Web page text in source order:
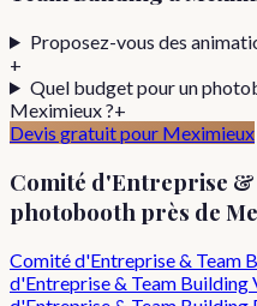
Proposez-vous des
+
Quel budget pour un
Meximieux ?+
Devis gratuit pour Meximieux
Comité d'Entreprise
photobooth près de
Comité d'Entreprise & Team
d'Entreprise & Team Building